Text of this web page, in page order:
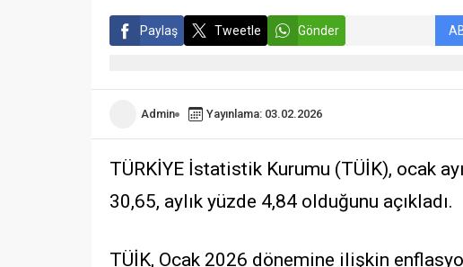
Paylaş Tweetle Gönder
Admin Yayınlama: 03.02.2026
TÜRKİYE İstatistik Kurumu (TÜİK), ocak
30,65, aylık yüzde 4,84 olduğunu açıkladı.
TÜİK, Ocak 2026 dönemine ilişkin